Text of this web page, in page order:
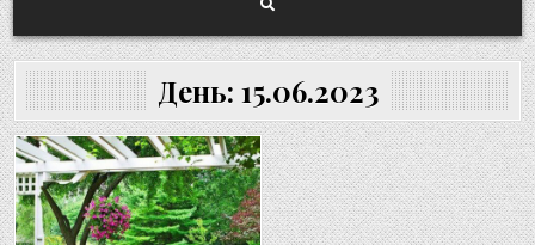
День: 15.06.2023
Posted
in